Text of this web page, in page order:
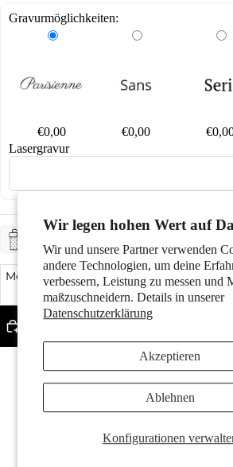
Wir legen hohen Wert auf
Wir und unsere Partner verwenden
andere Technologien, um deine
verbessern, Leistung zu messen und
maßzuschneidern. Details in unserer
Datenschutzerklärung
Konfigurationen
Akzeptieren
Ablehnen
Gravurmöglichkeiten:
€0,00 €0,00
Lasergravur
Menge verringern
Menge erhöhen
Weitere
Gefertigt aus recyceltem 750er Gold
Die Ringbreite beträgt 8.5 mm
Kostenlose Lieferung